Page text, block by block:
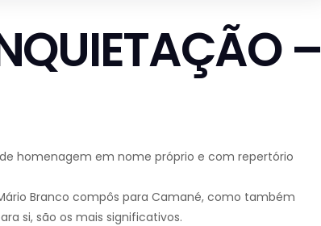
–
homenagem em nome próprio e com repertório
Branco compôs para Camané, como também
si, são os mais significativos.